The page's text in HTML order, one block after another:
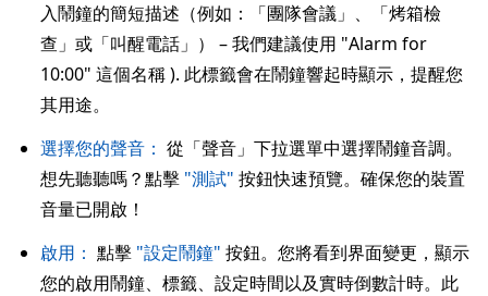
入鬧鐘的簡短描述（例如：「團隊會議」、「烤箱檢
查」或「叫醒電話」） – 我們建議使用 "Alarm for
10:00" 這個名稱 ). 此標籤會在鬧鐘響起時顯示，提醒您
其用途。
選擇您的聲音： 從「聲音」下拉選單中選擇鬧鐘音調。
想先聽聽嗎？點擊 "測試" 按鈕快速預覽。確保您的裝置
音量已開啟！
啟用： 點擊 "設定鬧鐘" 按鈕。您將看到界面變更，顯示
您的啟用鬧鐘、標籤、設定時間以及實時倒數計時。此